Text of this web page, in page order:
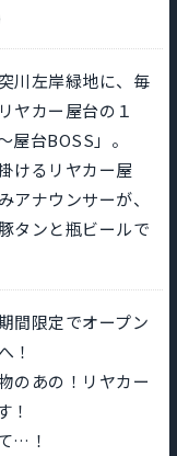
川左岸緑地に、毎
ヤカー屋台の１
屋台BOSS」。
けるリヤカー屋
アナウンサーが、
タンと瓶ビールで
間限定でオープン
！
のあの！リヤカー
！
…！